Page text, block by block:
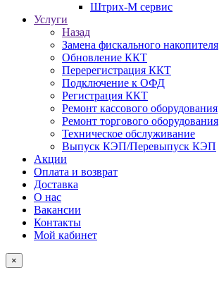
Штрих-М сервис
Услуги
Назад
Замена фискального накопителя
Обновление ККТ
Перерегистрация ККТ
Подключение к ОФД
Регистрация ККТ
Ремонт кассового оборудования
Ремонт торгового оборудования
Техническое обслуживание
Выпуск КЭП/Перевыпуск КЭП
Акции
Оплата и возврат
Доставка
О нас
Вакансии
Контакты
Мой кабинет
×